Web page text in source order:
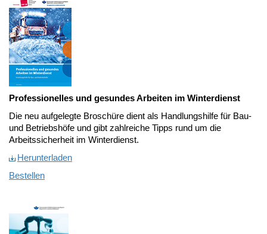
Professionelles und gesundes Arbeiten im Winterdienst
Die neu aufgelegte Broschüre dient als Handlungshilfe für Bau-
und Betriebshöfe und gibt zahlreiche Tipps rund um die
Arbeitssicherheit im Winterdienst.
Herunterladen
Bestellen